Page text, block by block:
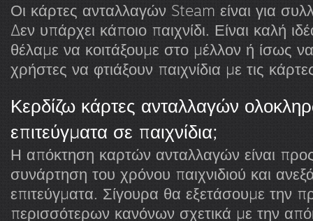
Οι κάρτες ανταλλαγών Steam είναι για
Δεν υπάρχει κάποιο παιχνίδι. Είναι καλή
θέλαμε να κοιτάξουμε στο μέλλον ή ίσως
χρήστες να φτιάξουν παιχνίδια με τις
Κερδίζω κάρτες ανταλλαγών
επιτεύγματα σε παιχνίδια;
Η απόκτηση καρτών ανταλλαγών είναι
συνάρτηση του χρόνου παιχνιδιού και
επιτεύγματα. Σίγουρα θα εξετάσουμε την
περισσότερων κανόνων σχετικά με την